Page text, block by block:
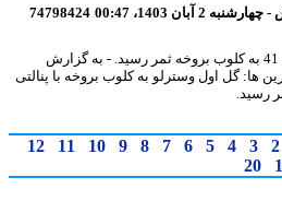
74798424
اللهیار صیادمنش در دقیقه 41 به کلوب بروخه ثمر رسید. - به گزارش
گل اول وسترلو به کلوب بروخه با پنالتی
3
4
5
6
7
8
9
10
11
12